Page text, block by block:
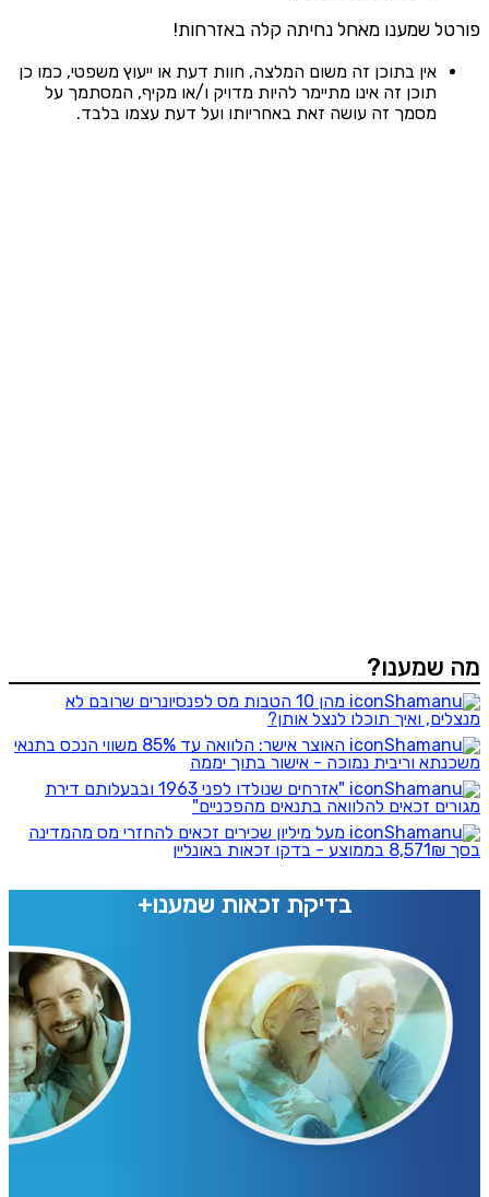
פורטל שמענו מאחל נחיתה קלה באזרחות!
אין בתוכן זה משום המלצה, חוות דעת או ייעוץ משפטי, כמו כן
תוכן זה אינו מתיימר להיות מדויק ו/או מקיף, המסתמך על
מסמך זה עושה זאת באחריותו ועל דעת עצמו בלבד.
מה שמענו?
מהן 10 הטבות מס לפנסיונרים שרובם לא
מנצלים, ואיך תוכלו לנצל אותן?
האוצר אישר: הלוואה עד 85% משווי הנכס בתנאי
משכנתא וריבית נמוכה - אישור בתוך יממה
"אזרחים שנולדו לפני 1963 ובבעלותם דירת
מגורים זכאים להלוואה בתנאים מהפכניים"
מעל מיליון שכירים זכאים להחזרי מס מהמדינה
בסך 8,571₪ בממוצע - בדקו זכאות באונליין
בדיקת זכאות שמענו+